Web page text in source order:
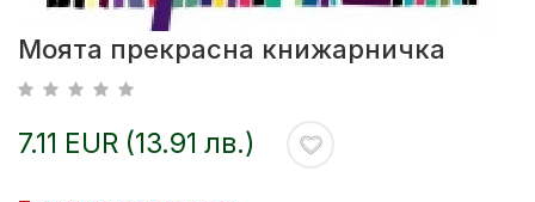
Моята прекрасна книжарничка
7.11 EUR (13.91 лв.)